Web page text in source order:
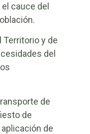
cauce del
Territorio y de
del
de
de
de